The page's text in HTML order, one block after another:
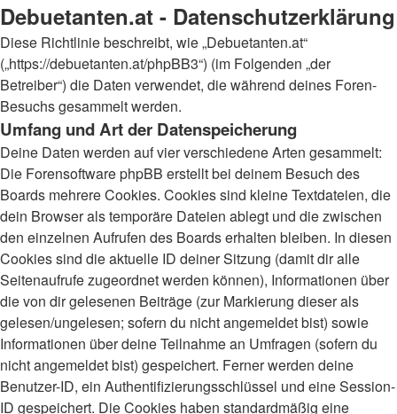
Debuetanten.at - Datenschutzerklärung
Diese Richtlinie beschreibt, wie „Debuetanten.at“
(„https://debuetanten.at/phpBB3“) (im Folgenden „der
Betreiber“) die Daten verwendet, die während deines Foren-
Besuchs gesammelt werden.
Umfang und Art der Datenspeicherung
Deine Daten werden auf vier verschiedene Arten gesammelt:
Die Forensoftware phpBB erstellt bei deinem Besuch des
Boards mehrere Cookies. Cookies sind kleine Textdateien, die
dein Browser als temporäre Dateien ablegt und die zwischen
den einzelnen Aufrufen des Boards erhalten bleiben. In diesen
Cookies sind die aktuelle ID deiner Sitzung (damit dir alle
Seitenaufrufe zugeordnet werden können), Informationen über
die von dir gelesenen Beiträge (zur Markierung dieser als
gelesen/ungelesen; sofern du nicht angemeldet bist) sowie
Informationen über deine Teilnahme an Umfragen (sofern du
nicht angemeldet bist) gespeichert. Ferner werden deine
Benutzer-ID, ein Authentifizierungsschlüssel und eine Session-
ID gespeichert. Die Cookies haben standardmäßig eine